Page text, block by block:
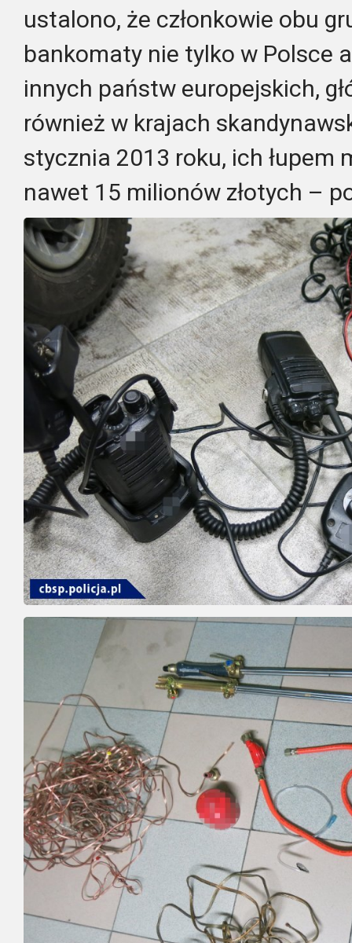
ustalono, że członkowie obu
bankomaty nie tylko w Polsce
innych państw europejskich,
również w krajach
stycznia 2013 roku, ich łupem
nawet 15 milionów złotych –